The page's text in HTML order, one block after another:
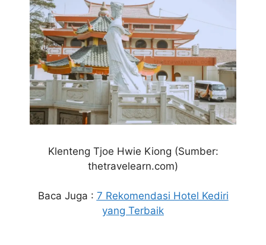
Klenteng Tjoe Hwie Kiong (Sumber:
thetravelearn.com)
Baca Juga : 7 Rekomendasi Hotel Kediri
yang Terbaik